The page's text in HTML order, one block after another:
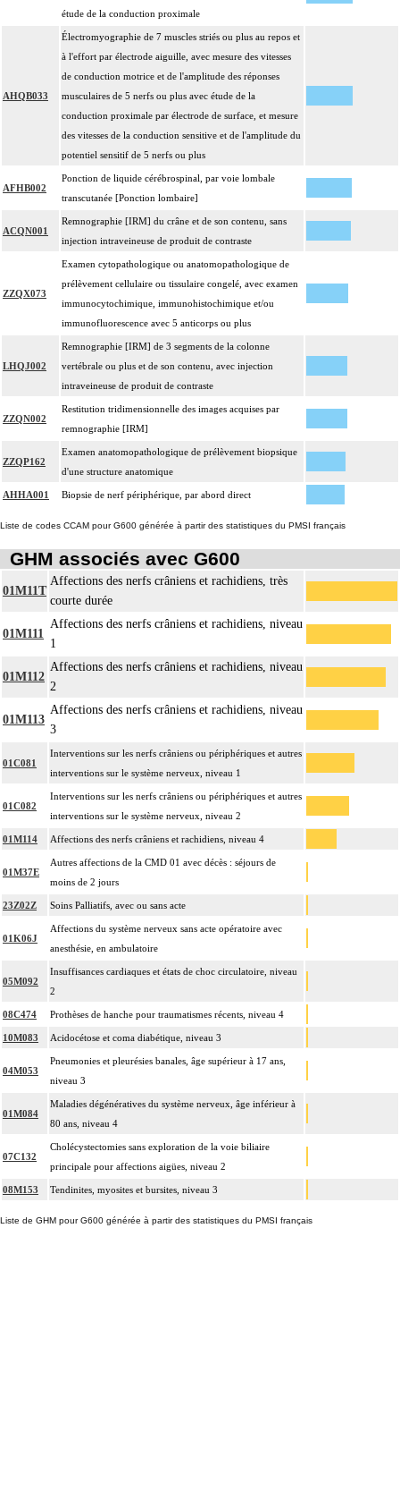
étude de la conduction proximale
AHQB033
Électromyographie de 7 muscles striés ou plus au repos et
à l'effort par électrode aiguille, avec mesure des vitesses
de conduction motrice et de l'amplitude des réponses
musculaires de 5 nerfs ou plus avec étude de la
conduction proximale par électrode de surface, et mesure
des vitesses de la conduction sensitive et de l'amplitude du
potentiel sensitif de 5 nerfs ou plus
AFHB002
Ponction de liquide cérébrospinal, par voie lombale
transcutanée [Ponction lombaire]
ACQN001
Remnographie [IRM] du crâne et de son contenu, sans
injection intraveineuse de produit de contraste
ZZQX073
Examen cytopathologique ou anatomopathologique de
prélèvement cellulaire ou tissulaire congelé, avec examen
immunocytochimique, immunohistochimique et/ou
immunofluorescence avec 5 anticorps ou plus
LHQJ002
Remnographie [IRM] de 3 segments de la colonne
vertébrale ou plus et de son contenu, avec injection
intraveineuse de produit de contraste
ZZQN002
Restitution tridimensionnelle des images acquises par
remnographie [IRM]
ZZQP162
Examen anatomopathologique de prélèvement biopsique
d'une structure anatomique
AHHA001 Biopsie de nerf périphérique, par abord direct
Liste de codes CCAM pour G600 générée à partir des statistiques du PMSI français
GHM associés avec G600
01M11T
Affections des nerfs crâniens et rachidiens, très
courte durée
01M111
Affections des nerfs crâniens et rachidiens, niveau
1
01M112
Affections des nerfs crâniens et rachidiens, niveau
2
01M113
Affections des nerfs crâniens et rachidiens, niveau
3
01C081
Interventions sur les nerfs crâniens ou périphériques et autres
interventions sur le système nerveux, niveau 1
01C082
Interventions sur les nerfs crâniens ou périphériques et autres
interventions sur le système nerveux, niveau 2
01M114 Affections des nerfs crâniens et rachidiens, niveau 4
01M37E
Autres affections de la CMD 01 avec décès : séjours de
moins de 2 jours
23Z02Z Soins Palliatifs, avec ou sans acte
01K06J
Affections du système nerveux sans acte opératoire avec
anesthésie, en ambulatoire
05M092
Insuffisances cardiaques et états de choc circulatoire, niveau
2
08C474 Prothèses de hanche pour traumatismes récents, niveau 4
10M083 Acidocétose et coma diabétique, niveau 3
04M053
Pneumonies et pleurésies banales, âge supérieur à 17 ans,
niveau 3
01M084
Maladies dégénératives du système nerveux, âge inférieur à
80 ans, niveau 4
07C132
Cholécystectomies sans exploration de la voie biliaire
principale pour affections aigües, niveau 2
08M153 Tendinites, myosites et bursites, niveau 3
Liste de GHM pour G600 générée à partir des statistiques du PMSI français